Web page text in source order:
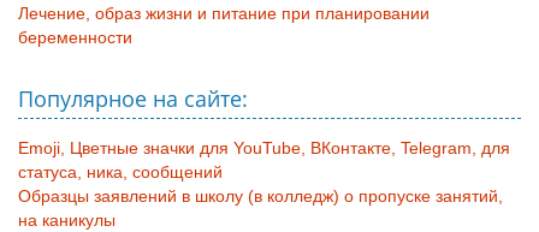
Лечение, образ жизни и питание при планировании
беременности
Популярное на сайте:
Emoji, Цветные значки для YouTube, ВКонтакте, Telegram, для
статуса, ника, сообщений
Образцы заявлений в школу (в колледж) о пропуске занятий,
на каникулы